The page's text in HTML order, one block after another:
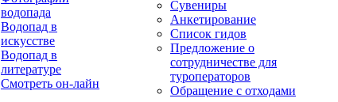
водопада
Водопад в
искусстве
Водопад в
литературе
Смотреть он-лайн
Сувениры
Анкетирование
Список гидов
Предложение о
сотрудничестве для
туроператоров
Обращение с отходами